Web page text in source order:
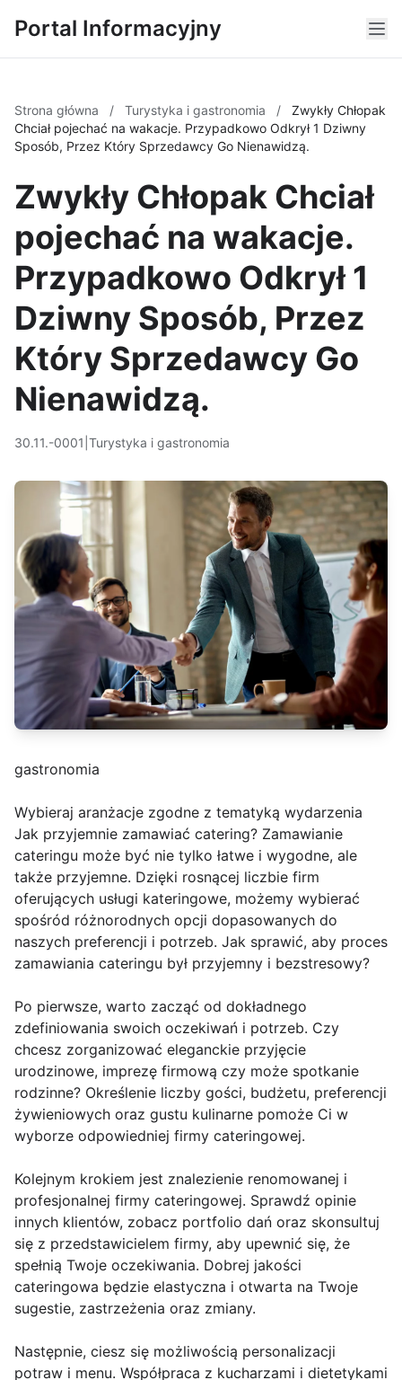
Portal Informacyjny
Strona główna / Turystyka i gastronomia /
Zwykły Chłopak
Chciał pojechać na wakacje. Przypadkowo Odkrył 1 Dziwny
Sposób, Przez Który Sprzedawcy Go Nienawidzą.
Zwykły Chłopak Chciał
pojechać na wakacje.
Przypadkowo Odkrył 1
Dziwny Sposób, Przez
Który Sprzedawcy Go
Nienawidzą.
30.11.-0001 Turystyka i gastronomia
gastronomia
Wybieraj aranżacje zgodne z tematyką wydarzenia
Jak przyjemnie zamawiać catering? Zamawianie
cateringu może być nie tylko łatwe i wygodne, ale
także przyjemne. Dzięki rosnącej liczbie firm
oferujących usługi kateringowe, możemy wybierać
spośród różnorodnych opcji dopasowanych do
naszych preferencji i potrzeb. Jak sprawić, aby proces
zamawiania cateringu był przyjemny i bezstresowy?
Po pierwsze, warto zacząć od dokładnego
zdefiniowania swoich oczekiwań i potrzeb. Czy
chcesz zorganizować eleganckie przyjęcie
urodzinowe, imprezę firmową czy może spotkanie
rodzinne? Określenie liczby gości, budżetu, preferencji
żywieniowych oraz gustu kulinarne pomoże Ci w
wyborze odpowiedniej firmy cateringowej.
Kolejnym krokiem jest znalezienie renomowanej i
profesjonalnej firmy cateringowej. Sprawdź opinie
innych klientów, zobacz portfolio dań oraz skonsultuj
się z przedstawicielem firmy, aby upewnić się, że
spełnią Twoje oczekiwania. Dobrej jakości
cateringowa będzie elastyczna i otwarta na Twoje
sugestie, zastrzeżenia oraz zmiany.
Następnie, ciesz się możliwością personalizacji
potraw i menu. Współpraca z kucharzami i dietetykami